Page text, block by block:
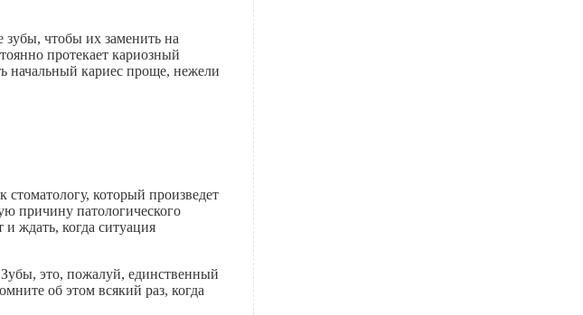
чтобы их заменить на
протекает кариозный
начальный кариес проще, нежели
стоматологу, который произведет
причину патологического
ждать, когда ситуация
Зубы, это, пожалуй, единственный
об этом всякий раз, когда